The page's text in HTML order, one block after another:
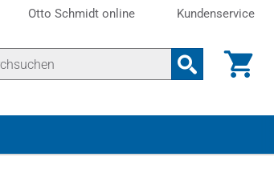
Otto Schmidt online Kundenservice